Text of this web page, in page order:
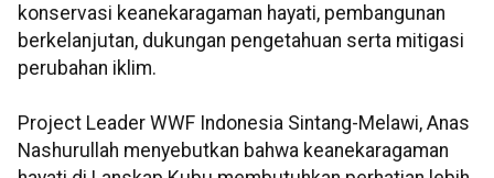
konservasi keanekaragaman hayati, pembangunan
berkelanjutan, dukungan pengetahuan serta mitigasi
perubahan iklim.
Project Leader WWF Indonesia Sintang-Melawi, Anas
Nashurullah menyebutkan bahwa keanekaragaman